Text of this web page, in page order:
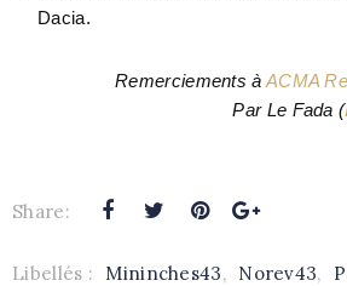
Dacia.
Remerciements à ACMA
Par Le Fada(
Share:
Libellés : Mininches43, Norev43,